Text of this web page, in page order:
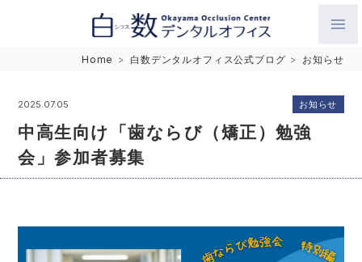
Home > 白数デンタルオフィス公式ブログ > お知らせ
2025.07.05
中高生向け「歯ならび（矯正）勉強
会」参加者募集
お知らせ